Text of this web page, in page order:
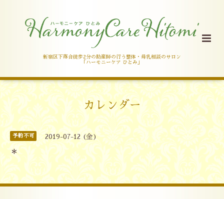
新宿区下落合徒歩2分の助産師の行う整体・母乳相談のサロン
「ハーモニーケア ひとみ」
カレンダー
予約不可 2019-07-12 (金)
＊